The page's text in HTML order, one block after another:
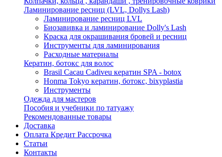
Ламинирование ресниц (LVL, Dollys Lash)
Ламинирование ресниц LVL
Биозавивка и ламинирование Dolly's Lash
Краска для окрашивания бровей и ресниц
Инструменты для ламинирования
Расходные материалы
Кератин, ботокс для волос
Brasil Cacau Cadiveu кератин SPA - botox
Honma Tokyo кератин, ботокс, bixyplastia
Инструменты
Одежда для мастеров
Пособия и учебники по татуажу
Рекомендованные товары
Доставка
Оплата Кредит Рассрочка
Статьи
Контакты